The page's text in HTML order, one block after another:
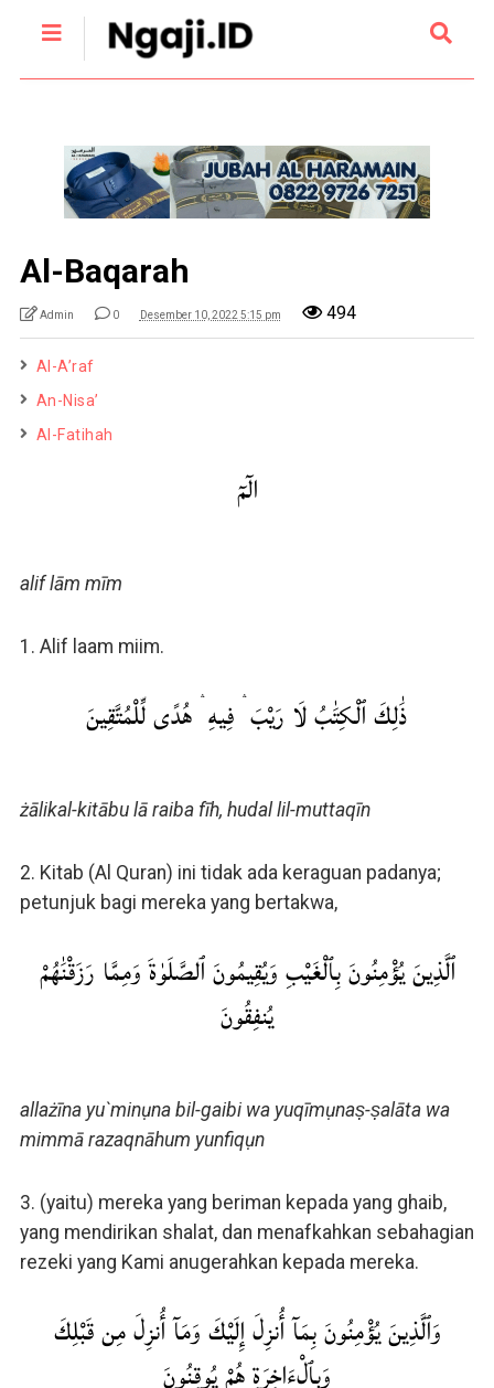
Al-Baqarah
Admin 0 Desember 10, 2022 5:15 pm 494
Al-A’raf
An-Nisa’
Al-Fatihah
الٓمٓ
alif lām mīm
1. Alif laam miim.
ذَٰلِكَ ٱلْكِتَٰبُ لَا رَيْبَ ۛ فِيهِ ۛ هُدًى لِّلْمُتَّقِينَ
żālikal-kitābu lā raiba fīh, hudal lil-muttaqīn
2. Kitab (Al Quran) ini tidak ada keraguan padanya;
petunjuk bagi mereka yang bertakwa,
ٱلَّذِينَ يُؤْمِنُونَ بِٱلْغَيْبِ وَيُقِيمُونَ ٱلصَّلَوٰةَ وَمِمَّا رَزَقْنَٰهُمْ
يُنفِقُونَ
allażīna yu`minụna bil-gaibi wa yuqīmụnaṣ-ṣalāta wa
mimmā razaqnāhum yunfiqụn
3. (yaitu) mereka yang beriman kepada yang ghaib,
yang mendirikan shalat, dan menafkahkan sebahagian
rezeki yang Kami anugerahkan kepada mereka.
وَٱلَّذِينَ يُؤْمِنُونَ بِمَآ أُنزِلَ إِلَيْكَ وَمَآ أُنزِلَ مِن قَبْلِكَ
وَبِٱلْءَاخِرَةِ هُمْ يُوقِنُونَ